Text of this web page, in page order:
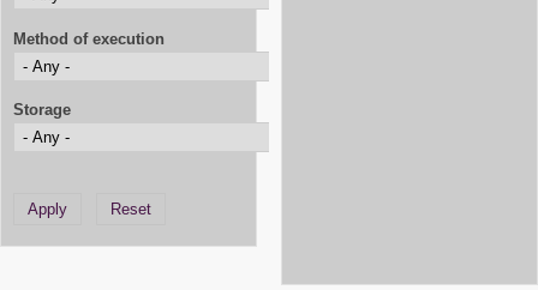
Method of execution
Storage